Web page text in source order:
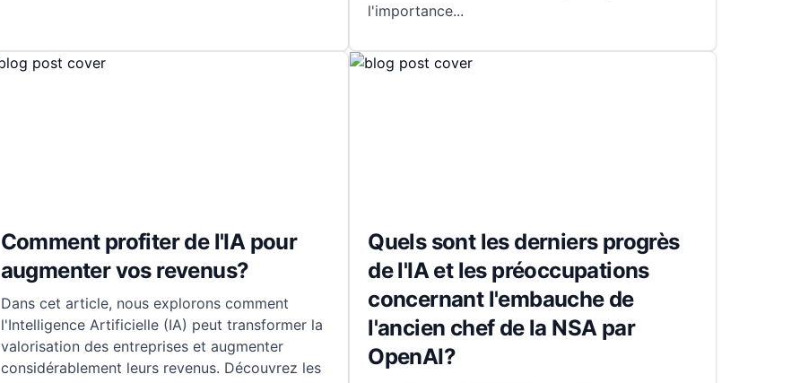
l'importance...
Comment profiter de l'IA pour
augmenter vos revenus?
Dans cet article, nous explorons comment
l'Intelligence Artificielle (IA) peut transformer la
valorisation des entreprises et augmenter
considérablement leurs revenus. Découvrez les
Quels sont les derniers progrès
de l'IA et les préoccupations
concernant l'embauche de
l'ancien chef de la NSA par
OpenAI?